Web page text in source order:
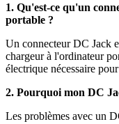
1. Qu'est-ce qu'un
portable ?
Un connecteur DC Jack
chargeur à l'ordinateur
électrique nécessaire
2. Pourquoi mon DC
Les problèmes avec un